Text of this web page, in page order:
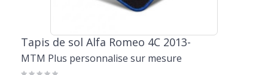
Tapis de sol Alfa Romeo 4C 2013-
MTM Plus personnalise sur mesure